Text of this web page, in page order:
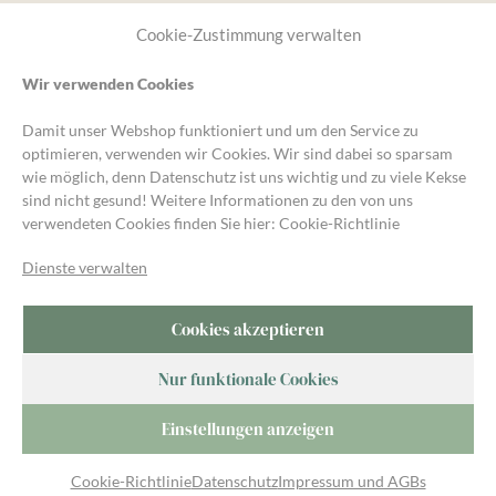
Cookie-Zustimmung verwalten
Wir verwenden Cookies
Damit unser Webshop funktioniert und um den Service zu
optimieren, verwenden wir Cookies. Wir sind dabei so sparsam
wie möglich, denn Datenschutz ist uns wichtig und zu viele Kekse
sind nicht gesund! Weitere Informationen zu den von uns
verwendeten Cookies finden Sie hier: Cookie-Richtlinie
Dienste verwalten
Cookies akzeptieren
Nur funktionale Cookies
Einstellungen anzeigen
Cookie-RichtlinieDatenschutzImpressum und AGBs
3,40€
Warenkorb
Golden Sweet
Service & Hilfe
Regelung, zzgl.Versandund ggf. Nachnahmegebühren,
wenn nicht anders angegeben.
Unsere Gartengruppe
Kompost&Liebe Gartengruppe auf Telegram.
© 2023 Kompost&Liebe